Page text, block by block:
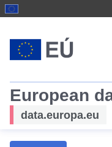
European
data.europa.eu